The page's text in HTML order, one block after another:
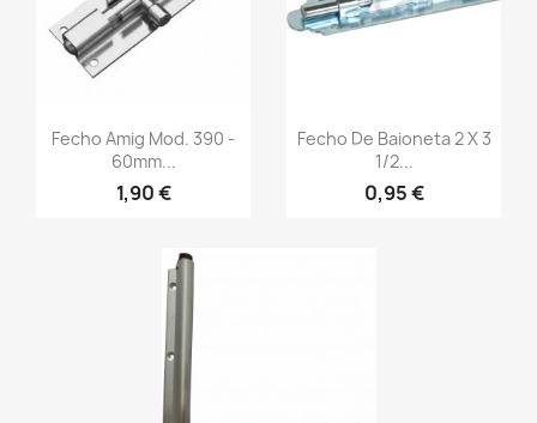
Fecho Amig Mod. 390 -
60mm...
1,90 €
Fecho De Baioneta 2 X 3
1/2...
0,95 €